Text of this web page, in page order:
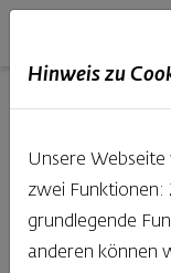
Was gibt es
der Wahl zu
Hinweis zu
Unsere
zwei Funktionen:
grundlegende
anderen können